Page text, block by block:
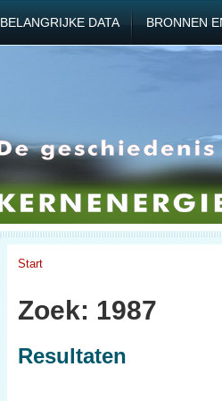
BELANGRIJKE DATA BRONNEN
Start
Zoek: 1987
Resultaten